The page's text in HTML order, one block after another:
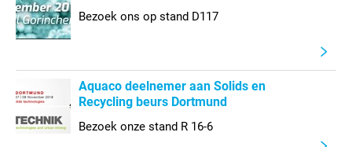
Bezoek ons op stand D117
Aquaco deelnemer aan Solids en
Recycling beurs Dortmund
Bezoek onze stand R 16-6